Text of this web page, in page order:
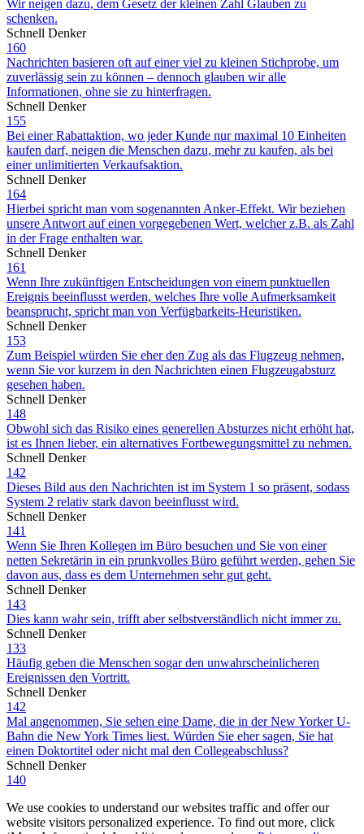
Wir neigen dazu, dem Gesetz der kleinen Zahl Glauben zu
schenken.
Schnell Denker
160
Nachrichten basieren oft auf einer viel zu kleinen Stichprobe, um
zuverlässig sein zu können – dennoch glauben wir alle
Informationen, ohne sie zu hinterfragen.
Schnell Denker
155
Bei einer Rabattaktion, wo jeder Kunde nur maximal 10 Einheiten
kaufen darf, neigen die Menschen dazu, mehr zu kaufen, als bei
einer unlimitierten Verkaufsaktion.
Schnell Denker
164
Hierbei spricht man vom sogenannten Anker-Effekt. Wir beziehen
unsere Antwort auf einen vorgegebenen Wert, welcher z.B. als Zahl
in der Frage enthalten war.
Schnell Denker
161
Wenn Ihre zukünftigen Entscheidungen von einem punktuellen
Ereignis beeinflusst werden, welches Ihre volle Aufmerksamkeit
beansprucht, spricht man von Verfügbarkeits-Heuristiken.
Schnell Denker
153
Zum Beispiel würden Sie eher den Zug als das Flugzeug nehmen,
wenn Sie vor kurzem in den Nachrichten einen Flugzeugabsturz
gesehen haben.
Schnell Denker
148
Obwohl sich das Risiko eines generellen Absturzes nicht erhöht hat,
ist es Ihnen lieber, ein alternatives Fortbewegungsmittel zu nehmen.
Schnell Denker
142
Dieses Bild aus den Nachrichten ist im System 1 so präsent, sodass
System 2 relativ stark davon beeinflusst wird.
Schnell Denker
141
Wenn Sie Ihren Kollegen im Büro besuchen und Sie von einer
netten Sekretärin in ein prunkvolles Büro geführt werden, gehen Sie
davon aus, dass es dem Unternehmen sehr gut geht.
Schnell Denker
143
Dies kann wahr sein, trifft aber selbstverständlich nicht immer zu.
Schnell Denker
133
Häufig geben die Menschen sogar den unwahrscheinlicheren
Ereignissen den Vortritt.
Schnell Denker
142
Mal angenommen, Sie sehen eine Dame, die in der New Yorker U-
Bahn die New York Times liest. Würden Sie eher sagen, Sie hat
einen Doktortitel oder nicht mal den Collegeabschluss?
Schnell Denker
140
We use cookies to understand our websites traffic and offer our
website visitors personalized experience. To find out more, click